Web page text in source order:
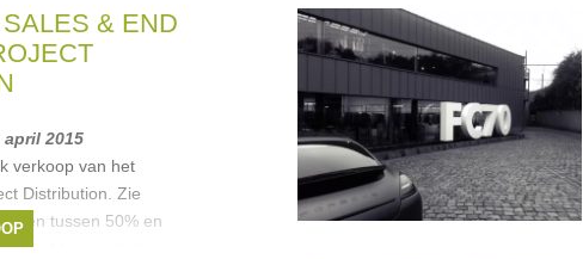
Maliparmi, Scapa,
& END
april 2015
verkoop van het
Distribution. Zie
tussen 50% en
met bancontact.